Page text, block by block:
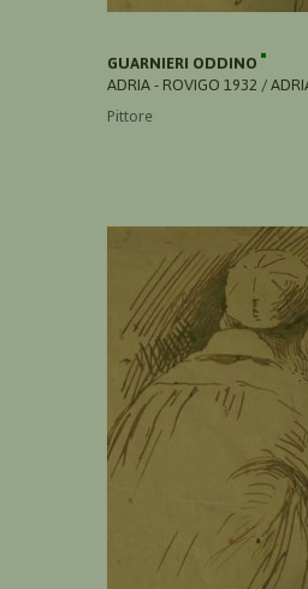
GUARNIERI ODDINO
ADRIA - ROVIGO 1932 /
Pittore